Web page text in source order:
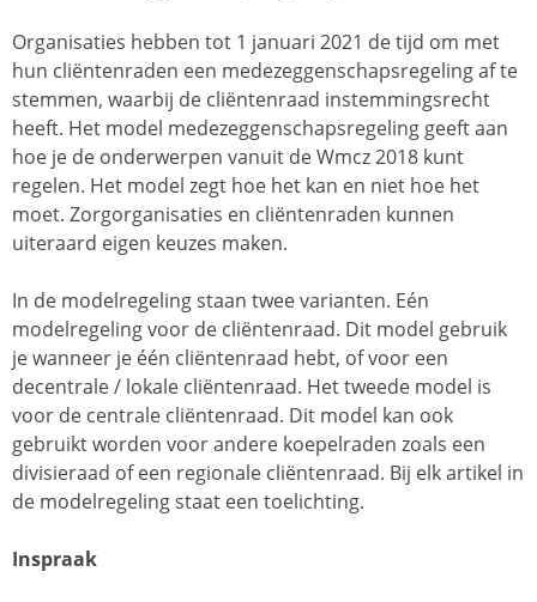
Organisaties hebben tot 1 januari 2021 de tijd om met
hun cliëntenraden een medezeggenschapsregeling af te
stemmen, waarbij de cliëntenraad instemmingsrecht
heeft. Het model medezeggenschapsregeling geeft aan
hoe je de onderwerpen vanuit de Wmcz 2018 kunt
regelen. Het model zegt hoe het kan en niet hoe het
moet. Zorgorganisaties en cliëntenraden kunnen
uiteraard eigen keuzes maken.
In de modelregeling staan twee varianten. Eén
modelregeling voor de cliëntenraad. Dit model gebruik
je wanneer je één cliëntenraad hebt, of voor een
decentrale / lokale cliëntenraad. Het tweede model is
voor de centrale cliëntenraad. Dit model kan ook
gebruikt worden voor andere koepelraden zoals een
divisieraad of een regionale cliëntenraad. Bij elk artikel in
de modelregeling staat een toelichting.
Inspraak